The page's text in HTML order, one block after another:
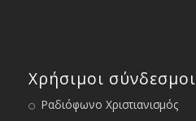
Χρήσιμοι σύνδεσμοι
Ραδιόφωνο Χριστιανισμός